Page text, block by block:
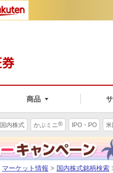
商品
国内株式 かぶミニ® IPO・PO
マーケット情報 > 国内株式銘柄検索